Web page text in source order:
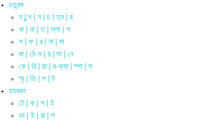
চতুরঙ্গ
ন | ন্দ | ন | চ | ত্ব | র
খা | না | ত | ল্লা | শ
স | ফ | র | না | মা
মা | ঠে-ম | য় | দা | নে
কে | রি | য়া | র-ক্যা | ম্পা | স
স্মৃ | তি | প | ট
হযবরল
টে | ক | স | ই
ভা | ই | রা | ল